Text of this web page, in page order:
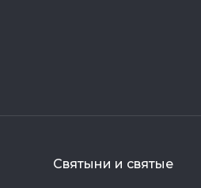
Святыни и святые